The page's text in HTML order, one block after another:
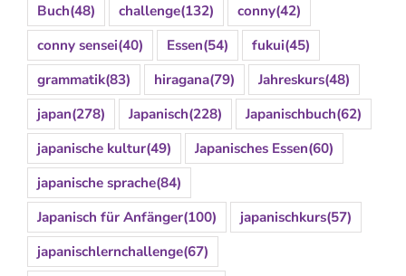
Buch(48) challenge(132) conny(42)
conny sensei(40) Essen(54) fukui(45)
grammatik(83) hiragana(79) Jahreskurs(48)
japan(278) Japanisch(228) Japanischbuch(62)
japanische kultur(49) Japanisches Essen(60)
japanische sprache(84)
Japanisch für Anfänger(100) japanischkurs(57)
japanischlernchallenge(67)